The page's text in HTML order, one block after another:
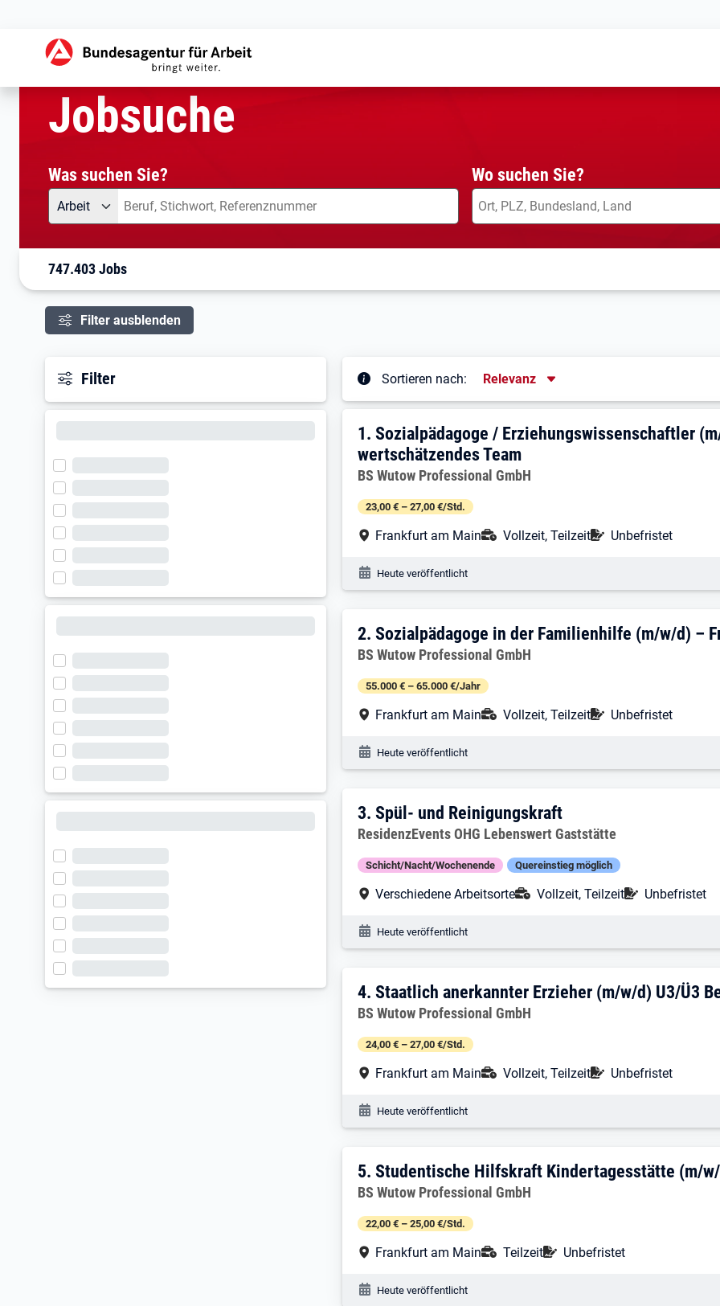
Startseite
Jobsuche
Was suchen Sie?
Angebotsart
Arbeit Was suchen Sie?
Wo suchen Sie?
747.403 Jobs
Filter ausblenden
Filter Sortieren nach: Sortierung
Relevanz
Ergebnisliste
1. Ergebnis: Sozialpädagoge /
1.Sozialpädagoge / Erziehungswissenschaftler
wertschätzendes Team
Arbeitgeber:
BS Wutow Professional GmbH
23,00 € – 27,00 €/Std.
Arbeitsort:
Frankfurt am Main Anstellungsart:
Vollzeit, Teilzeit Befristung:
Unbefristet
Veröffentlichungsdatum:
Heute veröffentlicht
2. Ergebnis: Sozialpädagoge in der
2.Sozialpädagoge in der Familienhilfe (m/w/d) –
Arbeitgeber:
BS Wutow Professional GmbH
55.000 € – 65.000 €/Jahr
Arbeitsort:
Frankfurt am Main Anstellungsart:
Vollzeit, Teilzeit Befristung:
Unbefristet
Veröffentlichungsdatum:
Heute veröffentlicht
3. Ergebnis: Spül- und Reinigungskraft
3.Spül- und Reinigungskraft
Arbeitgeber:
ResidenzEvents OHG Lebenswert Gaststätte
Schicht/Nacht/Wochenende Quereinstieg möglich
Arbeitsort:
Verschiedene Arbeitsorte Anstellungsart:
Vollzeit, Teilzeit Befristung:
Unbefristet
Veröffentlichungsdatum:
Heute veröffentlicht
4. Ergebnis: Staatlich anerkannter
4.Staatlich anerkannter Erzieher (m/w/d) U3/Ü3
Arbeitgeber:
BS Wutow Professional GmbH
24,00 € – 27,00 €/Std.
Arbeitsort:
Frankfurt am Main Anstellungsart:
Vollzeit, Teilzeit Befristung:
Unbefristet
Veröffentlichungsdatum:
Heute veröffentlicht
5. Ergebnis: Studentische Hilfskraft
5.Studentische Hilfskraft Kindertagesstätte (m/
Arbeitgeber:
BS Wutow Professional GmbH
22,00 € – 25,00 €/Std.
Arbeitsort:
Frankfurt am Main Anstellungsart:
Teilzeit Befristung:
Unbefristet
Veröffentlichungsdatum:
Heute veröffentlicht